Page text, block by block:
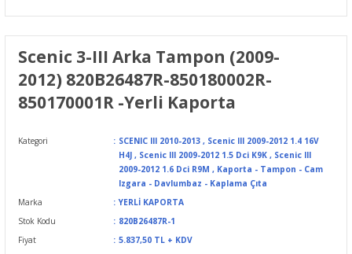
Scenic 3-III Arka Tampon (2009-
2012) 820B26487R-850180002R-
850170001R -Yerli Kaporta
Kategori SCENIC III 2010-2013 , Scenic III 2009-2012 1.4 16V
H4J , Scenic III 2009-2012 1.5 Dci K9K , Scenic III
2009-2012 1.6 Dci R9M , Kaporta - Tampon - Cam
Izgara - Davlumbaz - Kaplama Çıta
Marka
YERLİ KAPORTA
Stok Kodu
820B26487R-1
Fiyat
5.837,50 TL + KDV